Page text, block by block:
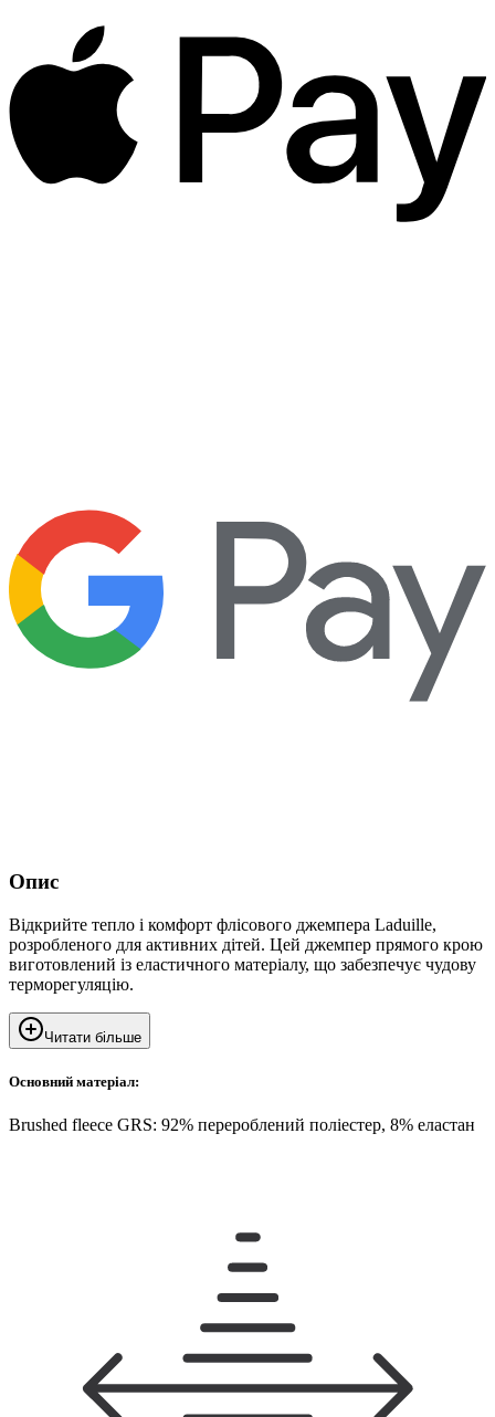
Опис
Відкрийте тепло і комфорт флісового джемпера Laduille,
розробленого для активних дітей. Цей джемпер прямого крою
виготовлений із еластичного матеріалу, що забезпечує чудову
терморегуляцію.
Читати більше
Основний матеріал:
Brushed fleece GRS: 92% перероблений поліестер, 8% еластан